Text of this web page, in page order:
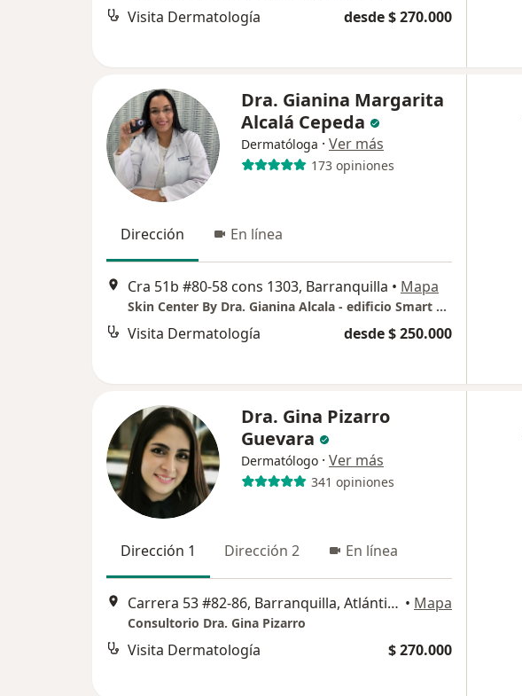
Visita Dermatología desde $ 270.000
Dra. Gianina Margarita
Alcalá Cepeda
Dermatóloga · Ver más
173 opiniones
Dirección En línea
Cra 51b #80-58 cons 1303, Barranquilla • Mapa
Skin Center By Dra. Gianina Alcala - edificio Smart Office center
Visita Dermatología desde $ 250.000
Dra. Gina Pizarro
Guevara
Dermatólogo · Ver más
341 opiniones
Dirección 1 Dirección 2 En línea
Carrera 53 #82-86, Barranquilla, Atlántico, Colombia, Barranquilla • Mapa
Consultorio Dra. Gina Pizarro
Visita Dermatología $ 270.000